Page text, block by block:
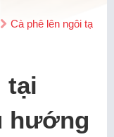
Cà phê lên ngôi tại
tại
hướng